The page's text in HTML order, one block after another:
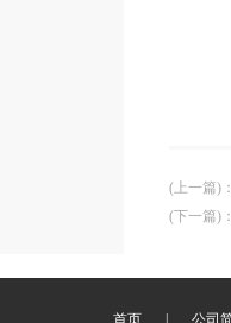
(上一篇) ：
(下一篇) ：
首页 公司